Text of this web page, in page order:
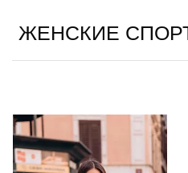
ЖЕНСКИЕ